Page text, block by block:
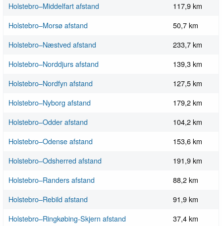
Holstebro–Middelfart afstand
117,9 km
Holstebro–Morsø afstand
50,7 km
Holstebro–Næstved afstand
233,7 km
Holstebro–Norddjurs afstand
139,3 km
Holstebro–Nordfyn afstand
127,5 km
Holstebro–Nyborg afstand
179,2 km
Holstebro–Odder afstand
104,2 km
Holstebro–Odense afstand
153,6 km
Holstebro–Odsherred afstand
191,9 km
Holstebro–Randers afstand
88,2 km
Holstebro–Rebild afstand
91,9 km
Holstebro–Ringkøbing-Skjern afstand
37,4 km